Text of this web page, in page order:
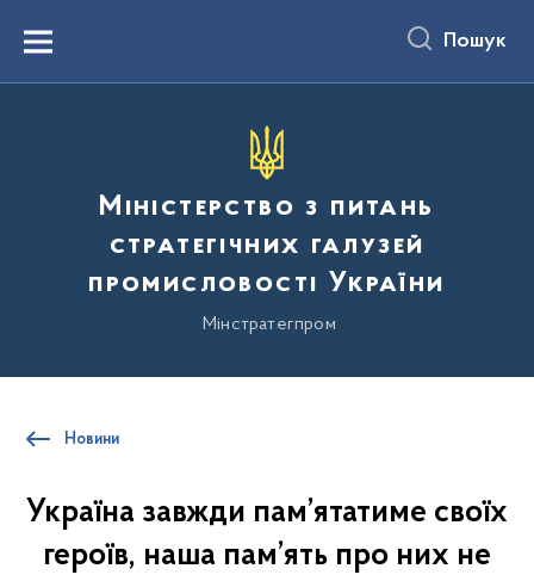
вмістуMenu Пошук
Міністерство з питань
стратегічних галузей
промисловості України
Мінстратегпром
Новини
Україна завжди пам’ятатиме своїх
героїв, наша пам’ять про них не